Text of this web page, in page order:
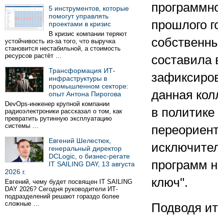
5 инструментов, которые
помогут управлять
проектами в кризис
В кризис компании теряют
устойчивость из-за того, что выручка
становится нестабильной, а стоимость
ресурсов растёт …
Трансформация ИТ-
инфраструктуры в
промышленном секторе:
опыт Антона Пирогова
DevOps-инженер крупной компании
радиоэлектроники рассказал о том, как
превратить рутинную эксплуатацию
системы …
Евгений Шелестюк,
генеральный директор
DCLogic, о бизнес-регате
IT SAILING DAY, 13 августа
2026 г.
Евгений, чему будет посвящен IT SAILING
DAY 2026? Сегодня руководители ИТ-
подразделений решают гораздо более
сложные …
прошлого
составила
данная
в политике
программ
ключ".
Подводя